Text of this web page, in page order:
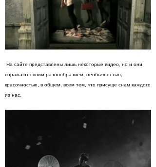
На сайте представлены лишь некоторые видео, но и они
поражают своим разнообразием, необычностью,
красочностью, в общем, всем тем, что присуще снам каждого
из нас.